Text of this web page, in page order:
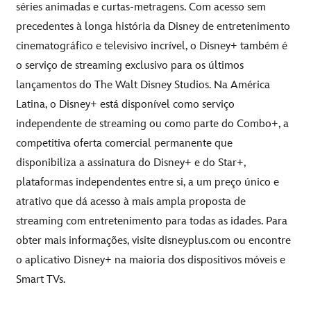
séries animadas e curtas-metragens. Com acesso sem
precedentes à longa história da Disney de entretenimento
cinematográfico e televisivo incrível, o Disney+ também é
o serviço de streaming exclusivo para os últimos
lançamentos do The Walt Disney Studios. Na América
Latina, o Disney+ está disponível como serviço
independente de streaming ou como parte do Combo+, a
competitiva oferta comercial permanente que
disponibiliza a assinatura do Disney+ e do Star+,
plataformas independentes entre si, a um preço único e
atrativo que dá acesso à mais ampla proposta de
streaming com entretenimento para todas as idades. Para
obter mais informações, visite disneyplus.com ou encontre
o aplicativo Disney+ na maioria dos dispositivos móveis e
Smart TVs.